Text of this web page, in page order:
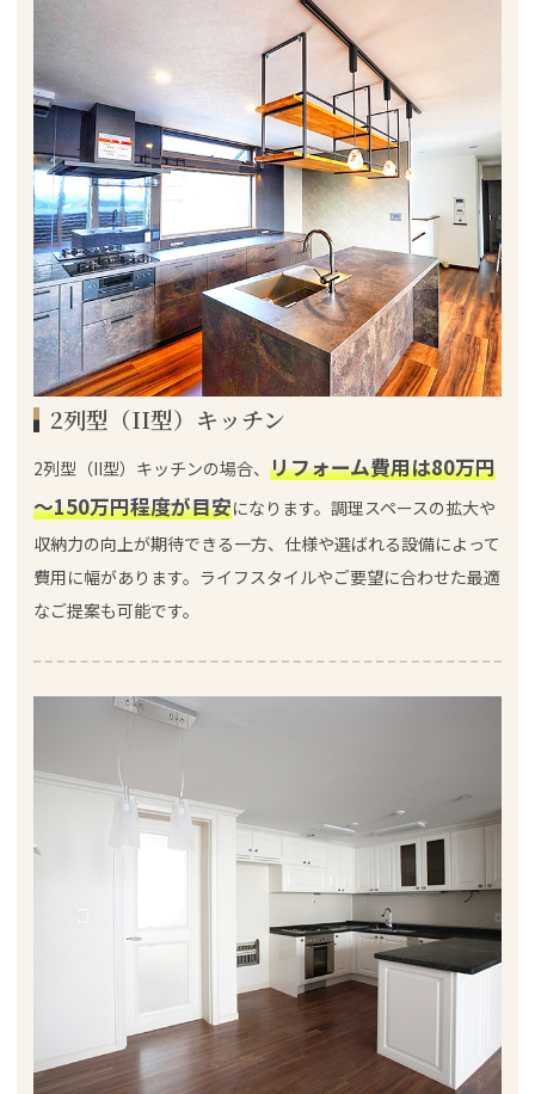
2列型（II型）キッチン
2列型（II型）キッチンの場合、 リフォーム費用は80万円
～150万円程度が目安になります。調理スペースの拡大や
収納力の向上が期待できる一方、仕様や選ばれる設備によって
費用に幅があります。ライフスタイルやご要望に合わせた最適
なご提案も可能です。